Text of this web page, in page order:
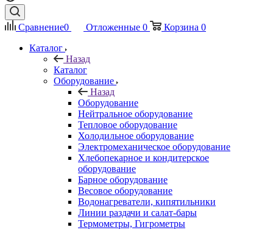
Сравнение0 Отложенные 0 Корзина 0
Каталог
Назад
Каталог
Оборудование
Назад
Оборудование
Нейтральное оборудование
Тепловое оборудование
Холодильное оборудование
Электромеханическое оборудование
Хлебопекарное и кондитерское
оборудование
Барное оборудование
Весовое оборудование
Водонагреватели, кипятильники
Линии раздачи и салат-бары
Термометры, Гигрометры